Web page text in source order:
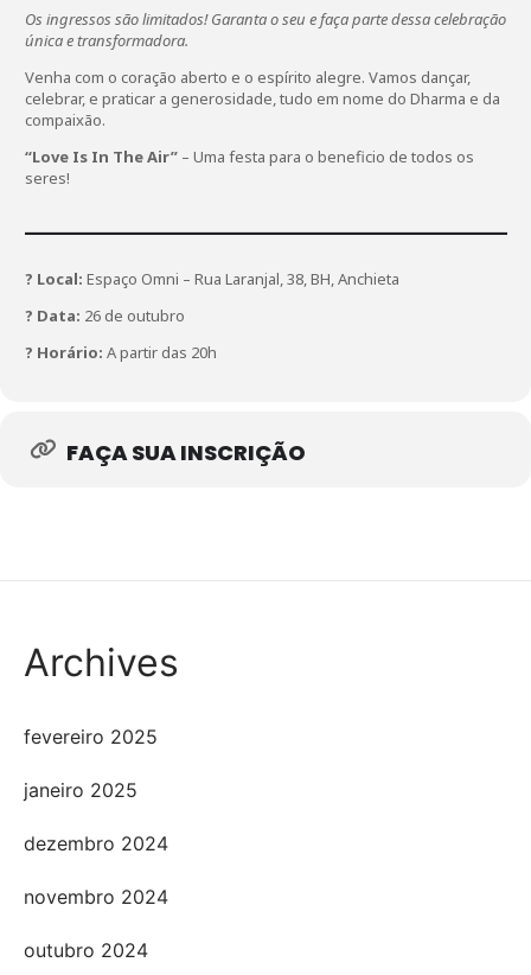
Os ingressos são limitados! Garanta o seu e faça parte dessa celebração
única e transformadora.
Venha com o coração aberto e o espírito alegre. Vamos dançar,
celebrar, e praticar a generosidade, tudo em nome do Dharma e da
compaixão.
“Love Is In The Air” – Uma festa para o beneficio de todos os
seres!
? Local: Espaço Omni – Rua Laranjal, 38, BH, Anchieta
? Data: 26 de outubro
? Horário: A partir das 20h
FAÇA SUA INSCRIÇÃO
Archives
fevereiro 2025
janeiro 2025
dezembro 2024
novembro 2024
outubro 2024